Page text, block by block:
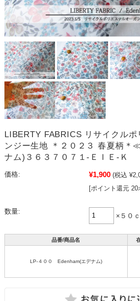
LIBERTY FABRICS リサイクル
ンジー生地 ＊２０２３ 春夏柄
ナム)３６３７０７１-ＥＩＥ-Ｋ
価格: ¥1,900 (税込
[ポイント還元 20
数量:
×５０
品番/商品名
LP-４００ Edenham(エデナム)